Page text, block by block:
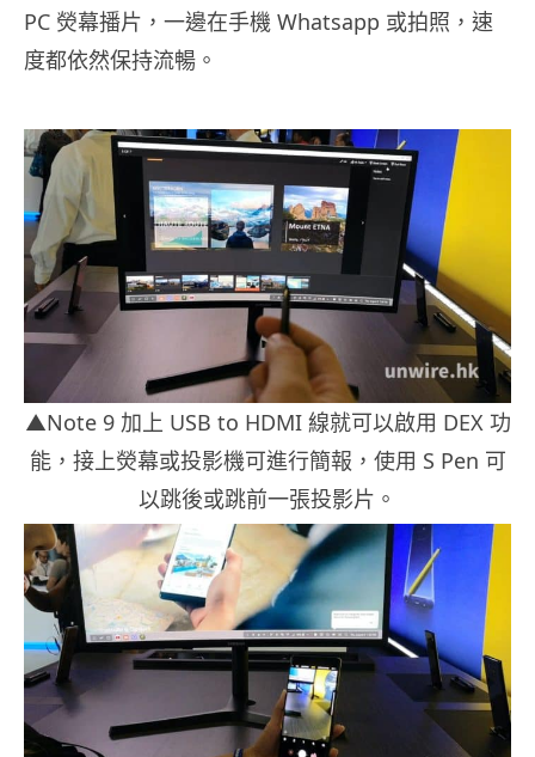
PC 熒幕播片，一邊在手機 Whatsapp 或拍照，速
度都依然保持流暢。
▲Note 9 加上 USB to HDMI 線就可以啟用 DEX 功
能，接上熒幕或投影機可進行簡報，使用 S Pen 可
以跳後或跳前一張投影片。